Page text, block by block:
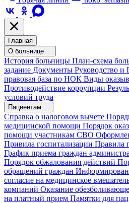
Главная
О больнице
История больницы План-схема
задание Документы Руководство и
правовая база по НОК Виды
Противодействие коррупции
условий труда
Пациентам
Справка о налоговом вычете
медицинской помощи Порядок
помощи участникам СВО
Привила госпитализации Правила
График приема граждан
Порядок обжалования действий
обращений граждан
согласие на медицинское
компаний Оказание
на платный прием Памятки для